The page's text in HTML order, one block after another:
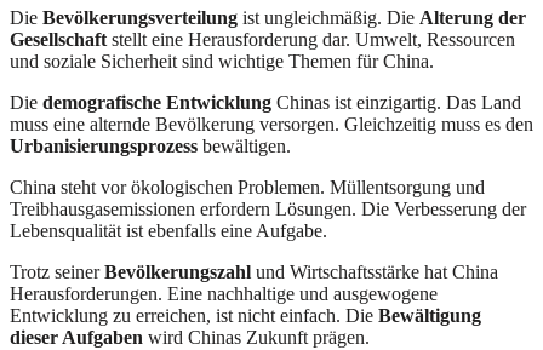
Die Bevölkerungsverteilung ist ungleichmäßig. Die Alterung der
Gesellschaft stellt eine Herausforderung dar. Umwelt, Ressourcen
und soziale Sicherheit sind wichtige Themen für China.
Die demografische Entwicklung Chinas ist einzigartig. Das Land
muss eine alternde Bevölkerung versorgen. Gleichzeitig muss es den
Urbanisierungsprozess bewältigen.
China steht vor ökologischen Problemen. Müllentsorgung und
Treibhausgasemissionen erfordern Lösungen. Die Verbesserung der
Lebensqualität ist ebenfalls eine Aufgabe.
Trotz seinerBevölkerungszahl und Wirtschaftsstärke hat China
Herausforderungen. Eine nachhaltige und ausgewogene
Entwicklung zu erreichen, ist nicht einfach. Die Bewältigung
dieser Aufgaben wird Chinas Zukunft prägen.